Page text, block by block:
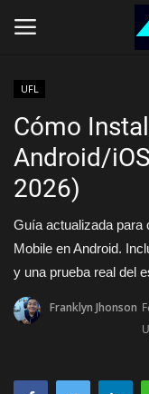
Inicio
FOOTBALL LEAGUE
UFL
Cómo
Android/
2026)
Guía actualizada para
Mobile en Android.
y una prueba real del
Franklyn Jhonson